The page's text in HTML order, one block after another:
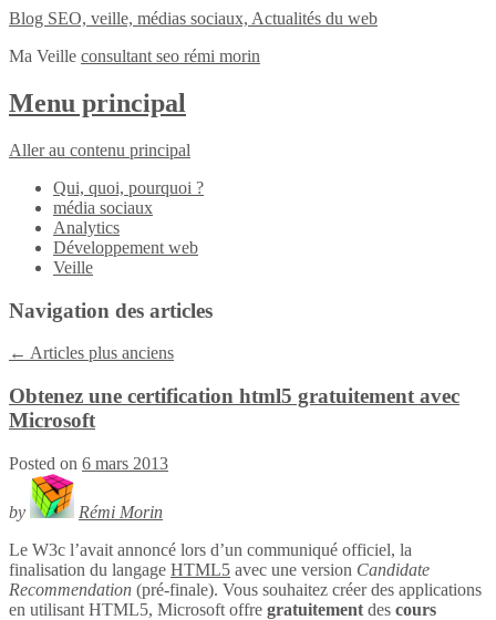
Blog SEO, veille, médias sociaux, Actualités du web
Ma Veille consultant seo rémi morin
Menu principal
Aller au contenu principal
Qui, quoi, pourquoi ?
média sociaux
Analytics
Développement web
Veille
Navigation des articles
← Articles plus anciens
Obtenez une certification html5 gratuitement avec
Microsoft
Posted on 6 mars 2013
by
Rémi Morin
Le W3c l’avait annoncé lors d’un communiqué officiel, la
finalisation du langage HTML5 avec une version Candidate
Recommendation (pré-finale). Vous souhaitez créer des applications
en utilisant HTML5, Microsoft offre gratuitement des cours